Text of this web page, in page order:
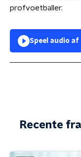
profvoetballer.
Speel audio af
Recente